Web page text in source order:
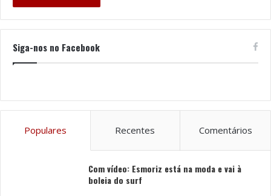
algumas das atividades que irão permitir aos mais de
António Vieira (IPAV), em parceria com o Politécnico de
António Vieira Folclore Luís Nobre
Padre
Ubuntu Fest Viana do Castelo
Siga-nos no Facebook
Populares Recentes Comentários
Com vídeo: Esmoriz está na moda e vai à
boleia do surf